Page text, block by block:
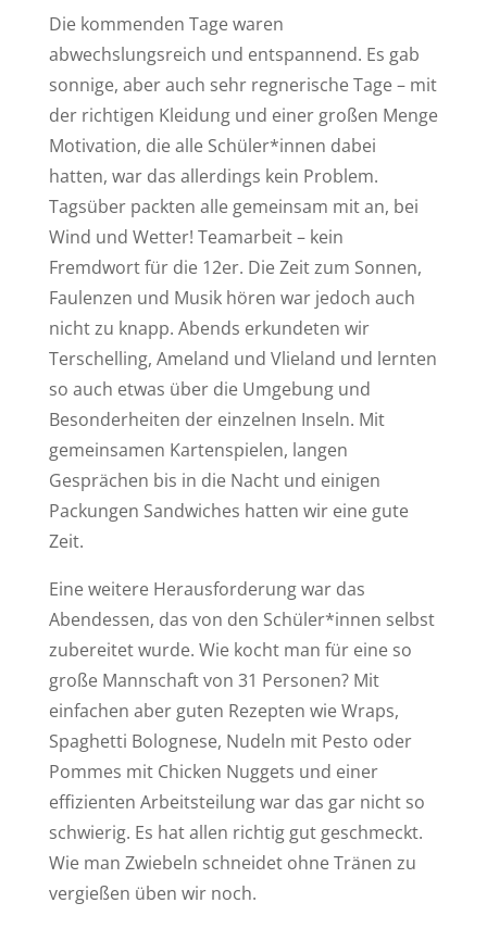
Die kommenden Tage waren
abwechslungsreich und entspannend. Es gab
sonnige, aber auch sehr regnerische Tage – mit
der richtigen Kleidung und einer großen Menge
Motivation, die alle Schüler*innen dabei
hatten, war das allerdings kein Problem.
Tagsüber packten alle gemeinsam mit an, bei
Wind und Wetter! Teamarbeit – kein
Fremdwort für die 12er. Die Zeit zum Sonnen,
Faulenzen und Musik hören war jedoch auch
nicht zu knapp. Abends erkundeten wir
Terschelling, Ameland und Vlieland und lernten
so auch etwas über die Umgebung und
Besonderheiten der einzelnen Inseln. Mit
gemeinsamen Kartenspielen, langen
Gesprächen bis in die Nacht und einigen
Packungen Sandwiches hatten wir eine gute
Zeit.
Eine weitere Herausforderung war das
Abendessen, das von den Schüler*innen selbst
zubereitet wurde. Wie kocht man für eine so
große Mannschaft von 31 Personen? Mit
einfachen aber guten Rezepten wie Wraps,
Spaghetti Bolognese, Nudeln mit Pesto oder
Pommes mit Chicken Nuggets und einer
effizienten Arbeitsteilung war das gar nicht so
schwierig. Es hat allen richtig gut geschmeckt.
Wie man Zwiebeln schneidet ohne Tränen zu
vergießen üben wir noch.